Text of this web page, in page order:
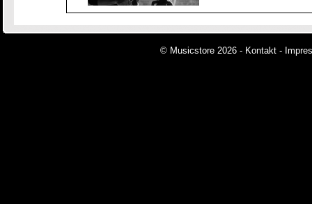
© Musicstore 2026 - Kontakt -